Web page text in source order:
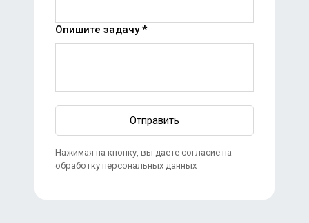
Опишите задачу *
Отправить
Нажимая на кнопку, вы даете согласие на
обработку персональных данных